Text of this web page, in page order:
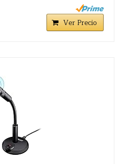
Ver Precio